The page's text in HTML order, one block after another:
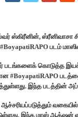
ஸ்கிரீனின், ஸ்ரீனிவாசா
படம்
படங்களைக் கொடுத்த
#BoyapatiRAPO படத்தை
இந்த படத்தின்
இந்த மாஸ் ஆக்‌ஷன்